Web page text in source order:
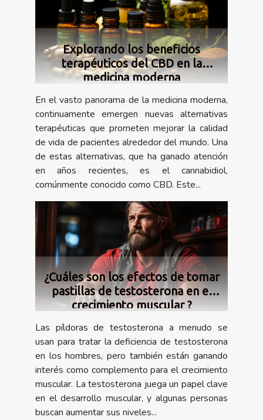
Explorando los beneficios
terapéuticos del CBD en la
medicina moderna
En el vasto panorama de la medicina moderna,
continuamente emergen nuevas alternativas
terapéuticas que prometen mejorar la calidad
de vida de pacientes alrededor del mundo. Una
de estas alternativas, que ha ganado atención
en años recientes, es el cannabidiol,
comúnmente conocido como CBD. Este...
¿Cuáles son los efectos de tomar
pastillas de testosterona en el
crecimiento muscular ?
Las píldoras de testosterona a menudo se
usan para tratar la deficiencia de testosterona
en los hombres, pero también están ganando
interés como complemento para el crecimiento
muscular. La testosterona juega un papel clave
en el desarrollo muscular, y algunas personas
buscan aumentar sus niveles...